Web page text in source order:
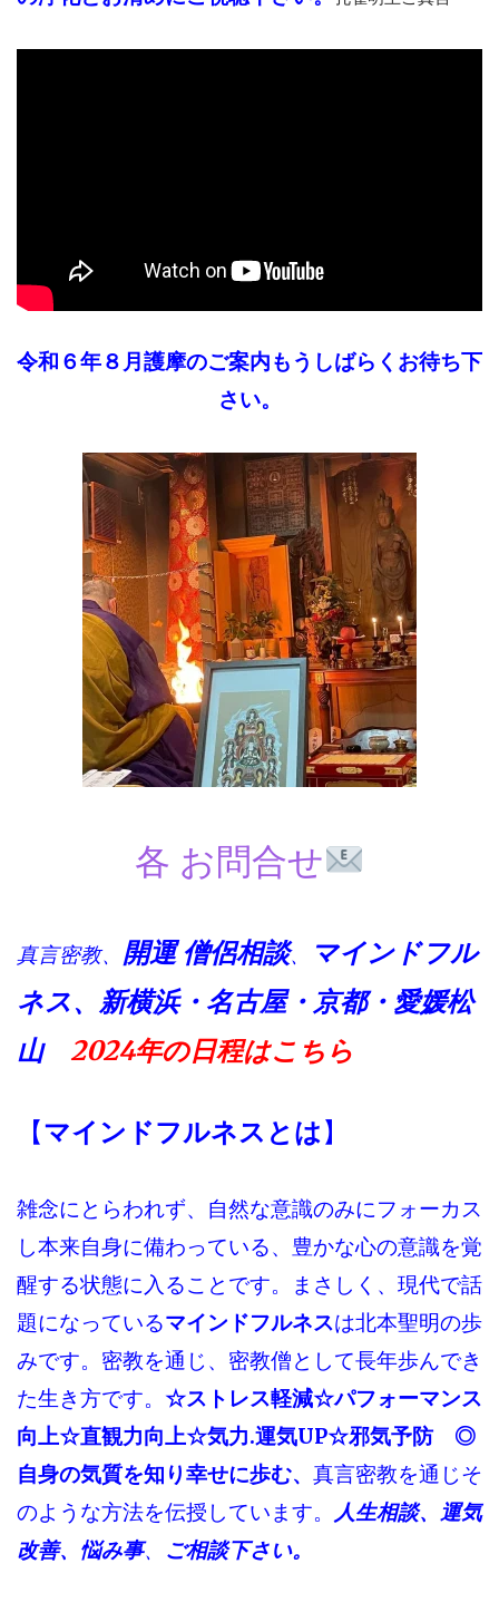
令和６年８月護摩のご案内もうしばらくお待ち下
さい。
各 お問合せ
真言密教、 開運 僧侶相談、
マインドフル
ネス、 新横浜・名古屋・京都・愛媛松
山 2024年の日程はこちら
【マインドフルネスとは】
雑念にとらわれず、自然な意識のみにフォーカス
し本来自身に備わっている、豊かな心の意識を覚
醒する状態に入ることです。まさしく、現代で話
題になっているマインドフルネスは北本聖明の歩
みです。密教を通じ、密教僧として長年歩んでき
た生き方です。 ☆ストレス軽減☆パフォーマンス
向上☆直観力向上☆気力.運気UP☆邪気予防 ◎
自身の気質を知り幸せに歩む、 真言密教を通じそ
のような方法を伝授しています。 人生相談、運気
改善、悩み事、 ご相談下さい。